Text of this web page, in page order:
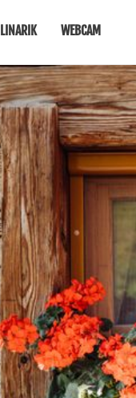
WEBCAM